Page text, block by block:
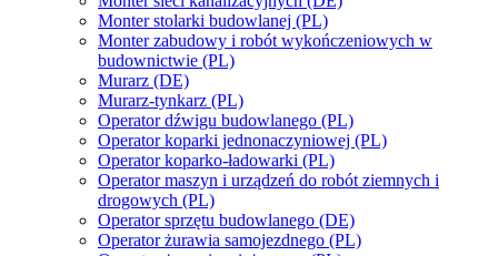
Monter stolarki budowlanej (PL)
Monter zabudowy i robót wykończeniowych w
budownictwie (PL)
Murarz (DE)
Murarz-tynkarz (PL)
Operator dźwigu budowlanego (PL)
Operator koparki jednonaczyniowej (PL)
Operator koparko-ładowarki (PL)
Operator maszyn i urządzeń do robót ziemnych i
drogowych (PL)
Operator sprzętu budowlanego (DE)
Operator żurawia samojezdnego (PL)